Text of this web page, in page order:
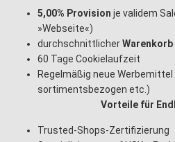
5,00% Provision je validem
»Webseite«)
durchschnittlicherWarenkorb
60 Tage Cookielaufzeit
Regelmäßig neue
sortimentsbezogen etc.)
Vorteile für
Trusted-Shops-Zertifizierung